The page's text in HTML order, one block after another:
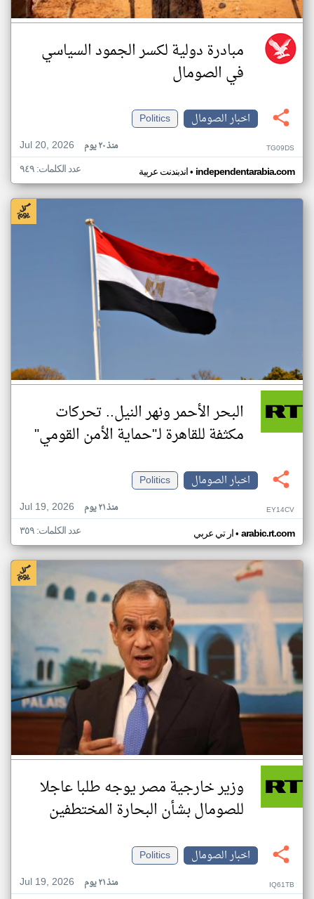
مبادرة دولية لكسر الجمود السياسي
في الصومال
اخبار الصومال
Politics
Jul 20, 2026
منذ ٢٠ يوم TG09DS
اندبندنت عربية• independentarabia.com عدد الكلمات: ٩٤٩
البحر الأحمر ونهر النيل.. تحركات
مكثفة للقاهرة لـ"حماية الأمن القومي"
اخبار الصومال
Politics
Jul 19, 2026
منذ ٢١ يوم EY14CV
ار تي عربي• arabic.rt.com عدد الكلمات: ٣٥٩
وزير خارجية مصر يوجه طلبا عاجلا
للصومال بشأن البحارة المختطفين
اخبار الصومال
Politics
Jul 19, 2026
منذ ٢١ يوم IQ61TB